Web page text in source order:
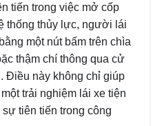
tiến trong việc mở cốp
thống thủy lực, người lái
một nút bấm trên chìa
thậm chí thông qua cử
Điều này không chỉ giúp
trải nghiệm lái xe tiện
tiên tiến trong công